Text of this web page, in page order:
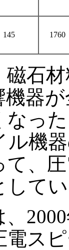
145 1760
石
機器
っ
ル機
て、
して
電ス